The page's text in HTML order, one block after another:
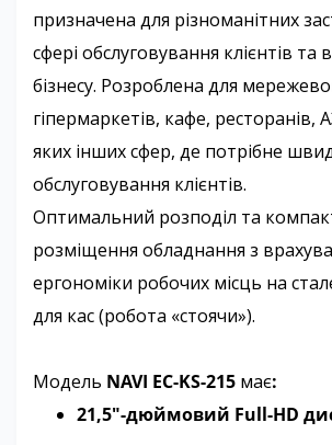
призначена для різноманітних
сфері обслуговування клієнтів та
бізнесу. Розроблена для
гіпермаркетів, кафе, ресторанів,
яких інших сфер, де потрібне
обслуговування клієнтів.
Оптимальний розподіл та
розміщення обладнання з
ергономіки робочих місць на
для кас (робота «стоячи»).
Модель NAVI EC-KS-215 має:
21,5"-дюймовий Full-HD